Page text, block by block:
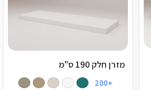
מזרן חלק 190 ס"מ
+200